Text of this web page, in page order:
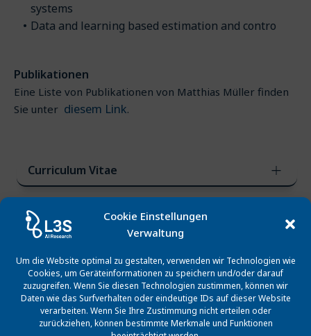
Cookie Einstellungen
Verwaltung
Um die Website optimal zu gestalten, verwenden wir Technologien wie
Cookies, um Geräteinformationen zu speichern und/oder darauf
zuzugreifen. Wenn Sie diesen Technologien zustimmen, können wir
Daten wie das Surfverhalten oder eindeutige IDs auf dieser Website
verarbeiten. Wenn Sie Ihre Zustimmung nicht erteilen oder
zurückziehen, können bestimmte Merkmale und Funktionen
systems
Data and learning based estimation and contro
Publikationen
Eine Liste von Publikationen von Matthias Müller finden
Sie unter diesem Link.
Curriculum Vitae
Laufende Projekte am L3S